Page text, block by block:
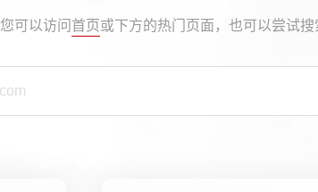
您可以访问 首页或下方的热门页面，也可以尝试搜